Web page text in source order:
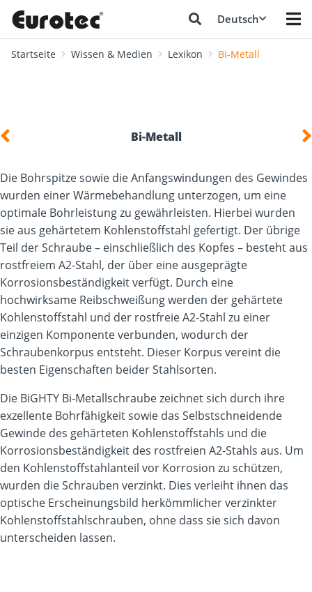
Deutsch
Startseite Wissen & Medien Lexikon Bi-Metall
Bi-Metall
Die Bohrspitze sowie die Anfangswindungen des Gewindes
wurden einer Wärmebehandlung unterzogen, um eine
optimale Bohrleistung zu gewährleisten. Hierbei wurden
sie aus gehärtetem Kohlenstoffstahl gefertigt. Der übrige
Teil der Schraube – einschließlich des Kopfes – besteht aus
rostfreiem A2-Stahl, der über eine ausgeprägte
Korrosionsbeständigkeit verfügt. Durch eine
hochwirksame Reibschweißung werden der gehärtete
Kohlenstoffstahl und der rostfreie A2-Stahl zu einer
einzigen Komponente verbunden, wodurch der
Schraubenkorpus entsteht. Dieser Korpus vereint die
besten Eigenschaften beider Stahlsorten.
Die BiGHTY Bi-Metallschraube zeichnet sich durch ihre
exzellente Bohrfähigkeit sowie das Selbstschneidende
Gewinde des gehärteten Kohlenstoffstahls und die
Korrosionsbeständigkeit des rostfreien A2-Stahls aus. Um
den Kohlenstoffstahlanteil vor Korrosion zu schützen,
wurden die Schrauben verzinkt. Dies verleiht ihnen das
optische Erscheinungsbild herkömmlicher verzinkter
Kohlenstoffstahlschrauben, ohne dass sie sich davon
unterscheiden lassen.